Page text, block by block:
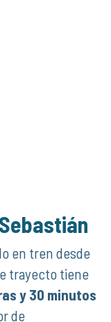
en tren desde
trayecto tiene
y 30 minutos
de